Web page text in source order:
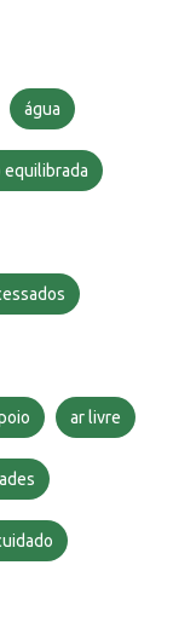
água
equilibrada
ar livre